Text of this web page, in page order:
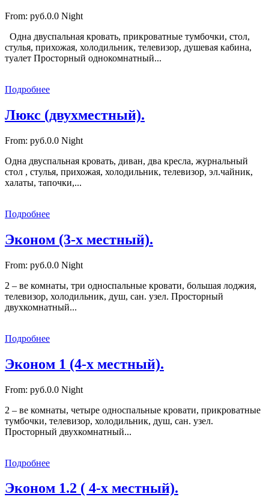
From: руб.0.0 Night
Одна двуспальная кровать, прикроватные тумбочки, стол,
стулья, прихожая, холодильник, телевизор, душевая кабина,
туалет Просторный однокомнатный...
Подробнее
Люкс (двухместный).
From: руб.0.0 Night
Одна двуспальная кровать, диван, два кресла, журнальный
стол , стулья, прихожая, холодильник, телевизор, эл.чайник,
халаты, тапочки,...
Подробнее
Эконом (3-х местный).
From: руб.0.0 Night
2 – ве комнаты, три односпальные кровати, большая лоджия,
телевизор, холодильник, душ, сан. узел. Просторный
двухкомнатный...
Подробнее
Эконом 1 (4-х местный).
From: руб.0.0 Night
2 – ве комнаты, четыре односпальные кровати, прикроватные
тумбочки, телевизор, холодильник, душ, сан. узел.
Просторный двухкомнатный...
Подробнее
Эконом 1.2 ( 4-х местный).